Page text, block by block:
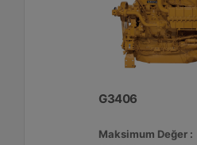
G3406
Maksimum Değer :